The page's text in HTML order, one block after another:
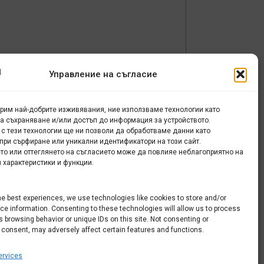
Управление на съгласие
най-добрите изживявания, ние използваме технологии като
съхраняване и/или достъп до информация за устройството.
тези технологии ще ни позволи да обработваме данни като
сърфиране или уникални идентификатори на този сайт.
или оттеглянето на съгласието може да повлияе неблагоприятно на
и функции.
best experiences, we use technologies like cookies to store and/or
information. Consenting to these technologies will allow us to process
browsing behavior or unique IDs on this site. Not consenting or
may adversely affect certain features and functions.